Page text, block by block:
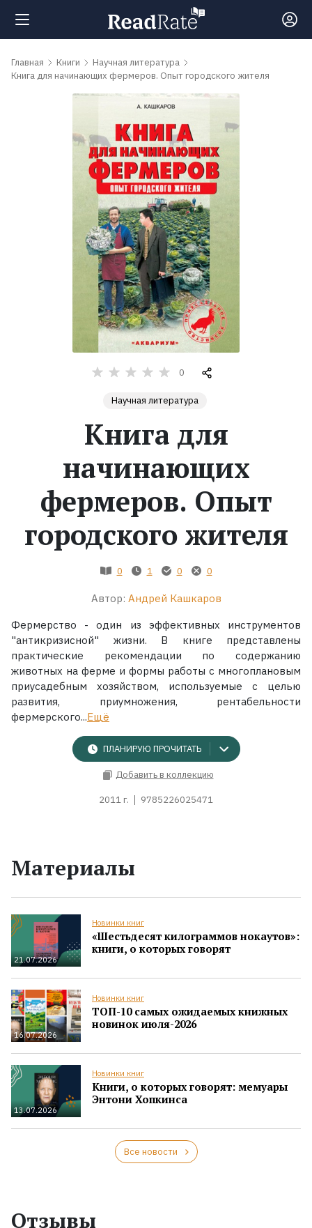
Поиск
обсуждаемые
Коллекции
Главная Книги
Научная литература
Книга для начинающих фермеров. Опыт городского жителя
0
Научная литература
Книга для
начинающих
фермеров. Опыт
городского жителя
0 1 0 0
Автор: Андрей Кашкаров
Фермерство - один из эффективных инструментов
"антикризисной" жизни. В книге представлены
практические рекомендации по содержанию
животных на ферме и формы работы с многоплановым
приусадебным хозяйством, используемые с целью
развития, приумножения, рентабельности
фермерского...Ещё
ПЛАНИРУЮ ПРОЧИТАТЬ
Добавить в коллекцию
2011 г. 9785226025471
Материалы
21.07.2026
Новинки книг
«Шестьдесят килограммов нокаутов»:
книги, о которых говорят
16.07.2026
Новинки книг
ТОП-10 самых ожидаемых книжных
новинок июля-2026
13.07.2026
Новинки книг
Книги, о которых говорят: мемуары
Энтони Хопкинса
Все новости
Отзывы